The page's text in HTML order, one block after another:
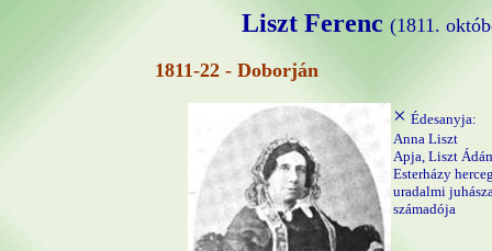
Liszt Ferenc (1811.
1811-22 - Doborján
× Édesanyja:
Anna Liszt
Apja, Liszt
Esterházy
uradalmi
számadója